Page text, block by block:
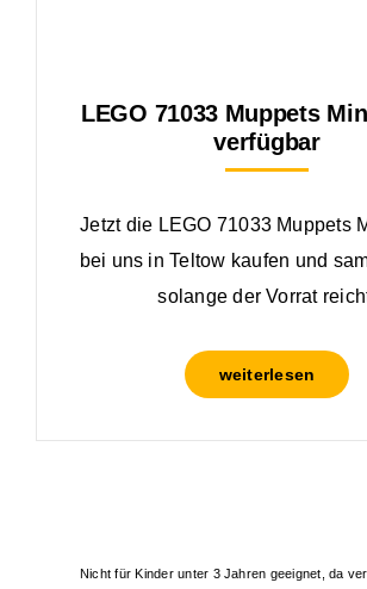
LEGO 71033 Muppets
verfügbar
Jetzt die LEGO 71033 Muppets
bei uns in Teltow kaufen und
solange der Vorrat
weiterlesen
Nicht für Kinder unter 3 Jahren geeignet, da